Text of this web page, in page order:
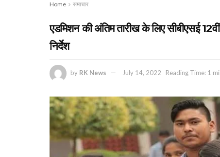
Home समाचार
एडमिशन की अंतिम तारीख के लिए सीबीएसई
निर्देश
by RK News July 14, 2022 Reading Time: 1